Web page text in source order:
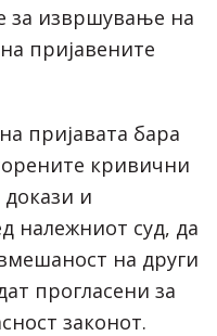
за извршување на
пријавените
пријавата бара
кривични
и
належниот суд, да
на други
прогласени за
законот.